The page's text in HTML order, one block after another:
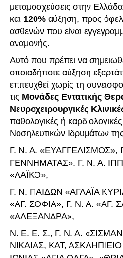
μεταμοσχεύσεις στην
και 120% αύξηση, προς
ασθενών που είναι
αναμονής.
Αυτό που πρέπει να
οποιαδήποτε αύξηση
επιτευχθεί χωρίς τη
τις Μονάδες Εντατικής
Νευροχειρουργικές
παθολογικές ή
Νοσηλευτικών Ιδρυμάτων
Γ. Ν. Α. «ΕΥΑΓΓΕΛΙΣΜΟΣ»,
ΓΕΝΝΗΜΑΤΑΣ», Γ. Ν. Α.
«ΛΑΪΚΟ»,
Γ. Ν. ΠΑΙΔΩΝ «ΑΓΛΑΪΑ
«ΑΓ. ΣΟΦΙΑ», Γ. Ν. Α. «ΑΓ.
«ΑΛΕΞΑΝΔΡΑ»,
Ν. Ε. Ε. Σ., Γ. Ν. Α.
ΝΙΚΑΙΑΣ, ΚΑΤ,